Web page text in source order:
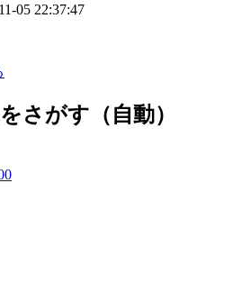
05 22:37:47
さがす（自動）